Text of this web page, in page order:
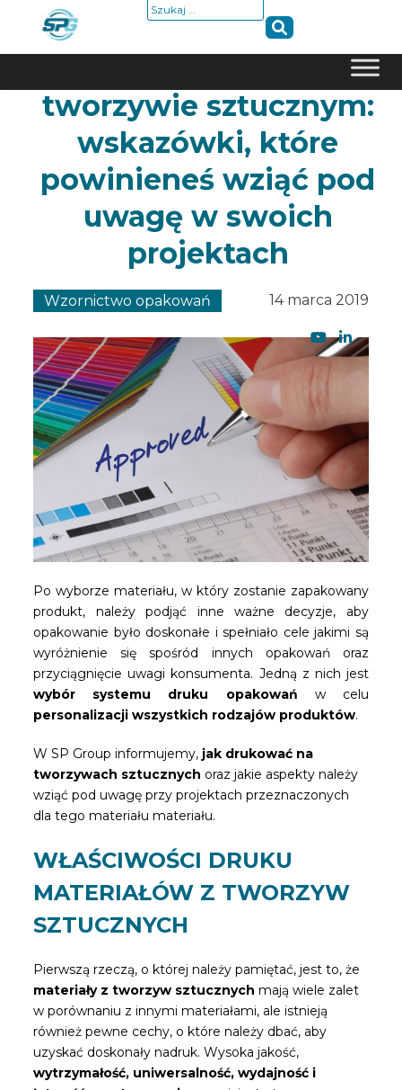
Szukaj:
tworzywie sztucznym:
wskazówki, które
powinieneś wziąć pod
uwagę w swoich
projektach
Wzornictwo opakowań 14 marca 2019
Po wyborze materiału, w który zostanie zapakowany
produkt, należy podjąć inne ważne decyzje, aby
opakowanie było doskonałe i spełniało cele jakimi są
wyróżnienie się spośród innych opakowań oraz
przyciągnięcie uwagi konsumenta. Jedną z nich jest
wybór systemu druku opakowań w celu
personalizacji wszystkich rodzajów produktów.
W SP Group informujemy, jak drukować na
tworzywach sztucznych oraz jakie aspekty należy
wziąć pod uwagę przy projektach przeznaczonych
dla tego materiału materiału.
WŁAŚCIWOŚCI DRUKU
MATERIAŁÓW Z TWORZYW
SZTUCZNYCH
Pierwszą rzeczą, o której należy pamiętać, jest to, że
materiały z tworzyw sztucznych mają wiele zalet
w porównaniu z innymi materiałami, ale istnieją
również pewne cechy, o które należy dbać, aby
uzyskać doskonały nadruk. Wysoka jakość,
wytrzymałość, uniwersalność, wydajność i